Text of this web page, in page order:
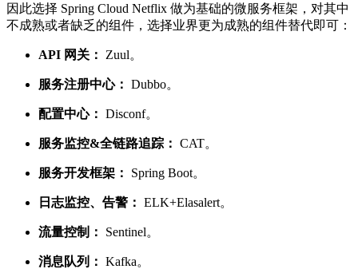
因此选择 Spring Cloud Netflix 做为基础的微服务框架，对其中
不成熟或者缺乏的组件，选择业界更为成熟的组件替代即可：
API 网关： Zuul。
服务注册中心： Dubbo。
配置中心： Disconf。
服务监控&全链路追踪： CAT。
服务开发框架： Spring Boot。
日志监控、告警： ELK+Elasalert。
流量控制： Sentinel。
消息队列： Kafka。